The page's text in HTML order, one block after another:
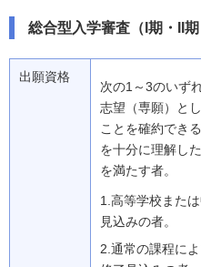
総合型入学審査（I期・II
出願資格
次の1～3のいず
志望（専願）と
ことを確約でき
を十分に理解し
を満たす者。
1. 高等学校また
見込みの者。
2. 通常の課程に